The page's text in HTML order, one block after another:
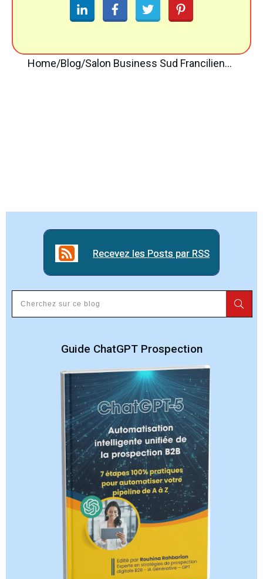
Home/Blog/ Salon Business Sud Francilien 2014
Recevez les Posts par RSS
Recevez les Posts par RSS
Guide ChatGPT Prospection